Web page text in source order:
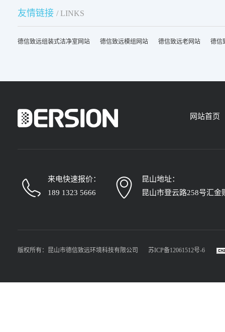
友情链接 / LINKS
德信致远组装式洁净室网站 德信致远模组网站 德信致远老网站 德信
网站首页
来电快速报价：
189 1323 5666
昆山地址：
昆山市登云路258号汇金
版权所有：昆山市德信致远环境科技有限公司 苏ICP备12061512号-6